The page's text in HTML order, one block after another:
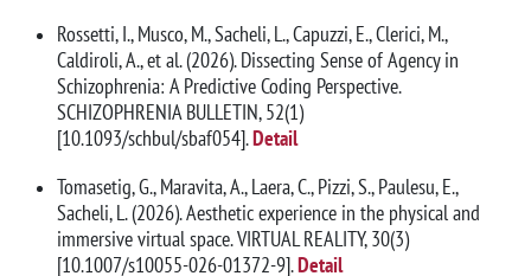
Rossetti, I., Musco, M., Sacheli, L., Capuzzi, E., Clerici, M.,
Caldiroli, A., et al. (2026). Dissecting Sense of Agency in
Schizophrenia: A Predictive Coding Perspective.
SCHIZOPHRENIA BULLETIN, 52(1)
[10.1093/schbul/sbaf054].Detail
Tomasetig, G., Maravita, A., Laera, C., Pizzi, S., Paulesu, E.,
Sacheli, L. (2026). Aesthetic experience in the physical and
immersive virtual space. VIRTUAL REALITY, 30(3)
[10.1007/s10055-026-01372-9].Detail